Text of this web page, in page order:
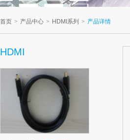
首页 > 产品中心 > HDMI系列 > 产品详情
HDMI